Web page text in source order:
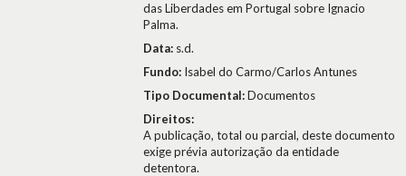
das Liberdades em Portugal sobre Ignacio
Palma.
Data: s.d.
Fundo: Isabel do Carmo/Carlos Antunes
Tipo Documental:Documentos
Direitos:
A publicação, total ou parcial, deste documento
exige prévia autorização da entidade
detentora.